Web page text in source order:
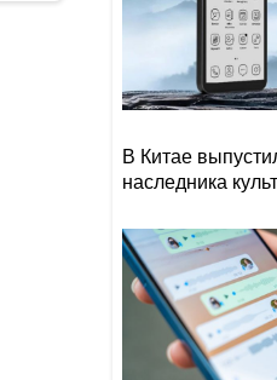
В Китае
наследника